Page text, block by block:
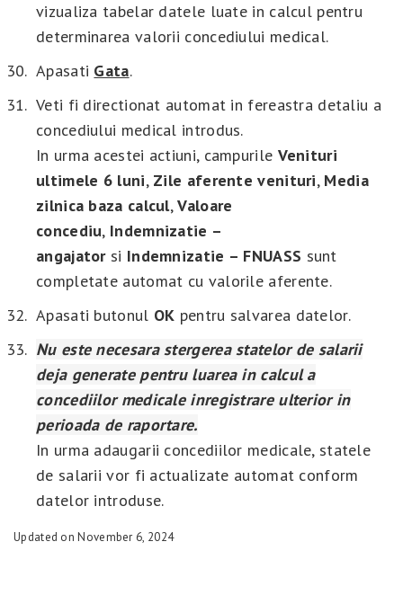
vizualiza tabelar datele luate in calcul pentru
determinarea valorii concediului medical.
Apasati Gata.
Veti fi directionat automat in fereastra detaliu a
concediului medical introdus.
In urma acestei actiuni, campurile Venituri
ultimele 6 luni, Zile aferente venituri, Media
zilnica baza calcul,Valoare
concediu, Indemnizatie –
angajatorsi Indemnizatie – FNUASS sunt
completate automat cu valorile aferente.
Apasati butonul OK pentru salvarea datelor.
Nu este necesara stergerea statelor de salarii
deja generate pentru luarea in calcul a
concediilor medicale inregistrare ulterior in
perioada de raportare.
In urma adaugarii concediilor medicale, statele
de salarii vor fi actualizate automat conform
datelor introduse.
Updated on November 6, 2024